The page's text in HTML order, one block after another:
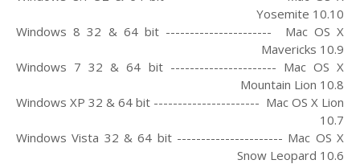
Yosemite 10.10
Windows 8 32 & 64 bit ---------------------- Mac OS X
Mavericks 10.9
Windows 7 32 & 64 bit ---------------------- Mac OS X
Mountain Lion 10.8
Windows XP 32 & 64 bit ---------------------- Mac OS X Lion
10.7
Windows Vista 32 & 64 bit ---------------------- Mac OS X
Snow Leopard 10.6